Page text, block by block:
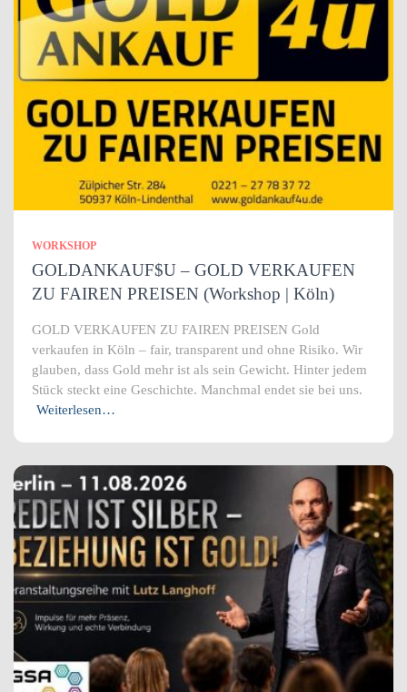
WORKSHOP
GOLDANKAUF$U – GOLD VERKAUFEN
ZU FAIREN PREISEN (Workshop | Köln)
GOLD VERKAUFEN ZU FAIREN PREISEN Gold
verkaufen in Köln – fair, transparent und ohne Risiko. Wir
glauben, dass Gold mehr ist als sein Gewicht. Hinter jedem
Stück steckt eine Geschichte. Manchmal endet sie bei uns.
Weiterlesen…